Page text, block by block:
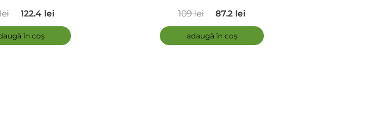
122.4 lei
în coș
109 lei 87.2 lei
adaugă în coș